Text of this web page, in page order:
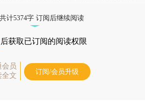
计5374字 订阅后继续阅读
后获取已订阅的阅读权限
会员
全文
订阅/会员升级